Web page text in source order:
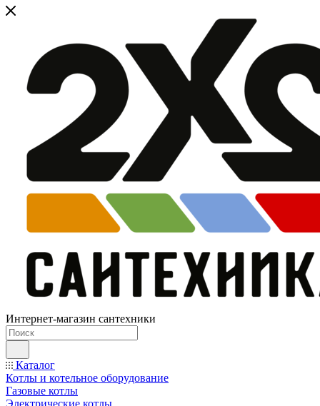
Интернет-магазин сантехники
Каталог
Котлы и котельное оборудование
Газовые котлы
Электрические котлы